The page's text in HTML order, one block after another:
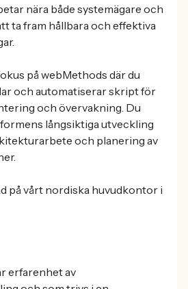
nära både systemägare och
ta fram hållbara och effektiva
på webMethods där du
och automatiserar skript för
och övervakning. Du
långsiktiga utveckling
och planering av
på vårt nordiska huvudkontor i
erfarenhet av